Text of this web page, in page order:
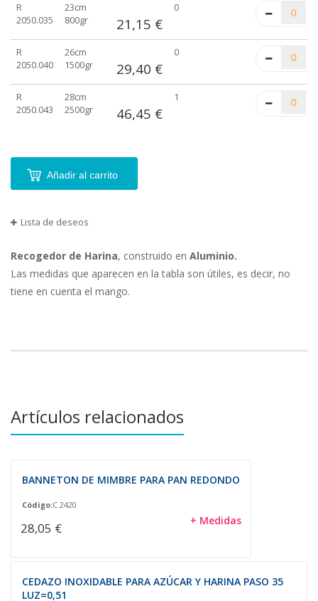
R
2050.035
23cm
800gr
21,15 €
0
R
2050.040
26cm
1500gr
29,40 €
0
R
2050.043
28cm
2500gr
46,45 €
1
Añadir al carrito
Lista de deseos
Recogedor de Harina, construido en Aluminio.
Las medidas que aparecen en la tabla son útiles, es decir, no
tiene en cuenta el mango.
Artículos relacionados
BANNETON DE MIMBRE PARA PAN REDONDO
Código:C 2420
28,05 € + Medidas
CEDAZO INOXIDABLE PARA AZÚCAR Y HARINA PASO 35
LUZ=0,51